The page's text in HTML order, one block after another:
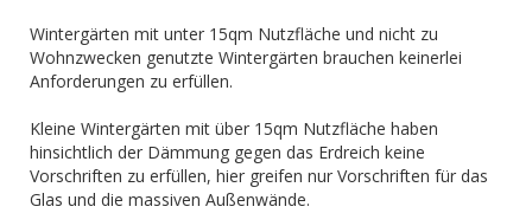
Wintergärten mit unter 15qm Nutzfläche und nicht zu
Wohnzwecken genutzte Wintergärten brauchen keinerlei
Anforderungen zu erfüllen.
Kleine Wintergärten mit über 15qm Nutzfläche haben
hinsichtlich der Dämmung gegen das Erdreich keine
Vorschriften zu erfüllen, hier greifen nur Vorschriften für das
Glas und die massiven Außenwände.